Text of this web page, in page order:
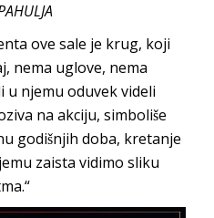
ove sale je krug, koji
nema uglove, nema
u njemu oduvek videli
na akciju, simboliše
godišnjih doba, kretanje
zaista vidimo sliku